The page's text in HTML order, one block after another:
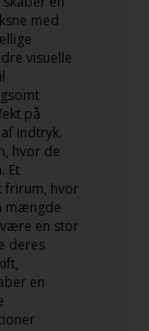
med
visuelle
på
indtryk.
hvor de
Et
frirum, hvor
mængde
en stor
deres
en